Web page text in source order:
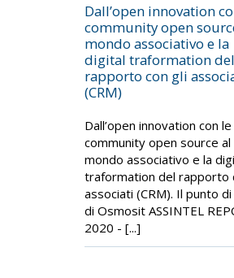
Dall’open innovation
community open
mondo associativo e la
digital traformation del
rapporto con gli
(CRM)
Dall’open innovation con le
community open source al
mondo associativo e la
traformation del rapporto
associati (CRM). Il punto
di Osmosit ASSINTEL
2020 - [...]